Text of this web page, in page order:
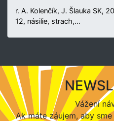
r. A. Kolenčík, J. Šlauka SK,
12, násilie, strach,…
Vážení
Ak máte záujem, aby